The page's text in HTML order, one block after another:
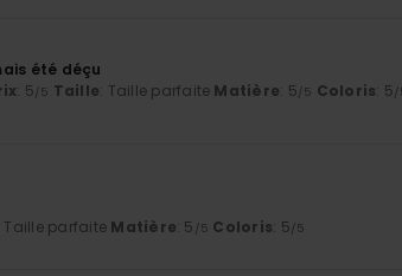
été déçu
: 5/5 Taille: Taille parfaite Matière: 5/5 Coloris: 5/
Taille parfaite Matière: 5 /5 Coloris: 5/5